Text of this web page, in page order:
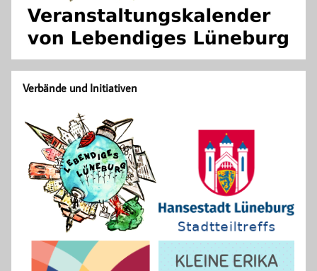
Verbände und Initiativen